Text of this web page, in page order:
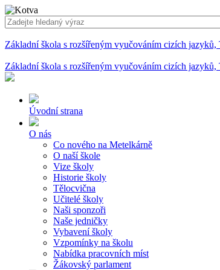
Základní škola s rozšířeným vyučováním cizích
Základní škola s rozšířeným vyučováním cizích
Úvodní strana
O nás
Co nového na Metelkárně
O naší škole
Vize školy
Historie školy
Tělocvična
Učitelé školy
Naši sponzoři
Naše jedničky
Vybavení školy
Vzpomínky na školu
Nabídka pracovních míst
Žákovský parlament